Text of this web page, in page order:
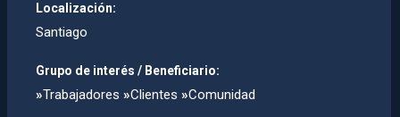
Localización:
Santiago
Grupo de interés / Beneficiario:
»Trabajadores »Clientes »Comunidad